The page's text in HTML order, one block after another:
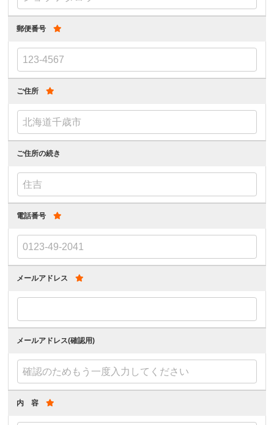
郵便番号
ご住所
ご住所の続き
電話番号
メールアドレス
メールアドレス(確認用)
内 容